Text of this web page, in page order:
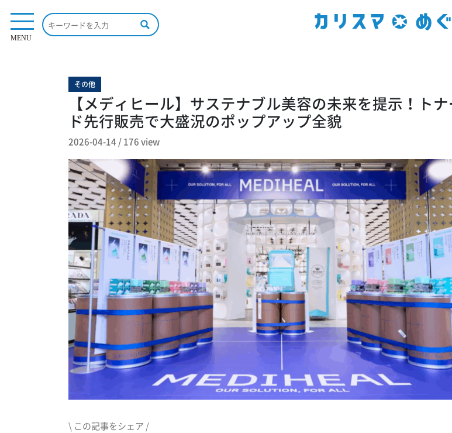
MENU
その他
【メディヒール】サステナブル美容の未来を提示！ト
ド先行販売で大盛況のポップアップ全貌
2026-04-14 /176 view
\ この記事をシェア /